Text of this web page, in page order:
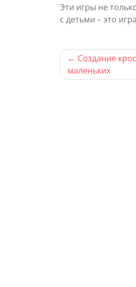
Эти игры не
с детьми – это
по
Создание
маленьких